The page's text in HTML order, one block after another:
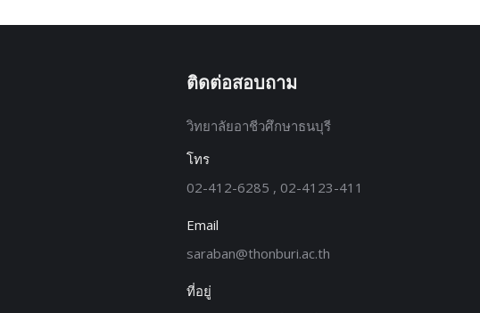
ติดต่อสอบถาม
วิทยาลัยอาชีวศึกษาธนบุรี
โทร
02-412-6285 , 02-4123-411
Email
saraban@thonburi.ac.th
ที่อยู่